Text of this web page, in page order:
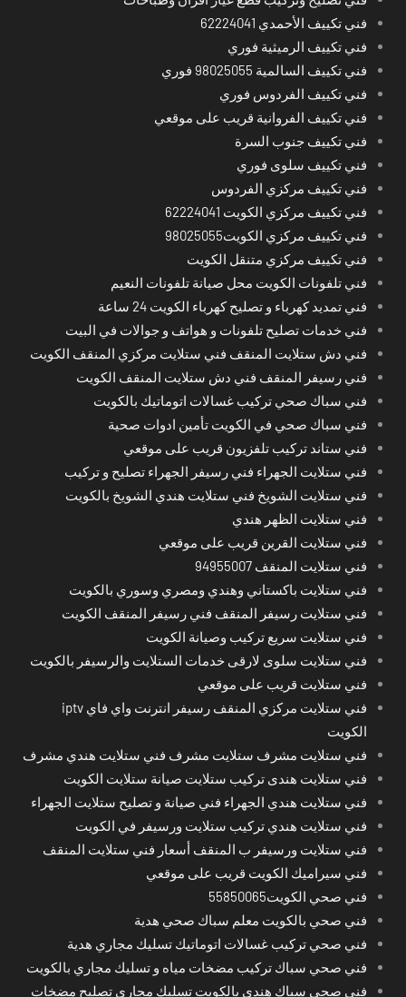
فني تكييف الأحمدي 62224041
فني تكييف الرميثية فوري
فني تكييف السالمية 98025055 فوري
فني تكييف الفردوس فوري
فني تكييف الفروانية قريب على موقعي
فني تكييف جنوب السرة
فني تكييف سلوى فوري
فني تكييف مركزي الفردوس
فني تكييف مركزي الكويت 62224041
فني تكييف مركزي الكويت98025055
فني تكييف مركزي متنقل الكويت
فني تلفونات الكويت محل صيانة تلفونات النعيم
فني تمديد كهرباء و تصليح كهرباء الكويت 24 ساعة
فني خدمات تصليح تلفونات و هواتف و جوالات في البيت
فني دش ستلايت المنقف فني ستلايت مركزي المنقف الكويت
فني رسيفر المنقف فني دش ستلايت المنقف الكويت
فني سباك صحي تركيب غسالات اتوماتيك بالكويت
فني سباك صحي في الكويت تأمين ادوات صحية
فني ستاند تركيب تلفزيون قريب على موقعي
فني ستلايت الجهراء فني رسيفر الجهراء تصليح و تركيب
فني ستلايت الشويخ فني ستلايت هندي الشويخ بالكويت
فني ستلايت الظهر هندي
فني ستلايت القرين قريب على موقعي
فني ستلايت المنقف 94955007
فني ستلايت باكستاني وهندي ومصري وسوري بالكويت
فني ستلايت رسيفر المنقف فني رسيفر المنقف الكويت
فني ستلايت سريع تركيب وصيانة الكويت
فني ستلايت سلوى لارقى خدمات الستلايت والرسيفر بالكويت
فني ستلايت قريب على موقعي
فني ستلايت مركزي المنقف رسيفر انترنت واي فاي iptv
الكويت
فني ستلايت مشرف ستلايت مشرف فني ستلايت هندي مشرف
فني ستلايت هندى تركيب ستلايت صيانة ستلايت الكويت
فني ستلايت هندي الجهراء فني صيانة و تصليح ستلايت الجهراء
فني ستلايت هندي تركيب ستلايت ورسيفر في الكويت
فني ستلايت ورسيفر ب المنقف أسعار فني ستلايت المنقف
فني سيراميك الكويت قريب على موقعي
فني صحي الكويت55850065
فني صحي بالكويت معلم سباك صحي هدية
فني صحي تركيب غسالات اتوماتيك تسليك مجاري هدية
فني صحي سباك تركيب مضخات مياه و تسليك مجاري بالكويت
فني صحي سباك هندي بالكويت تسليك مجاري تصليح مضخات